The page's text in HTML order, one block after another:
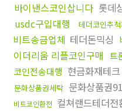
바이낸스코인삽니다 롯데
usdc구입대행 테더코인추
비트송금업체 테더돈믹싱
이더리움 리플코인구매 트
코인전송대행 현금화재테크
문화상품권세탁 문화상품권
비트코인환전 컬쳐랜드테더전